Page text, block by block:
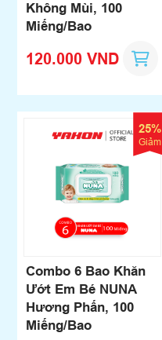
Không Mùi, 100
Miếng/Bao
120.000 VND
25%
Giảm
Combo 6 Bao Khăn
Ướt Em Bé NUNA
Hương Phấn, 100
Miếng/Bao